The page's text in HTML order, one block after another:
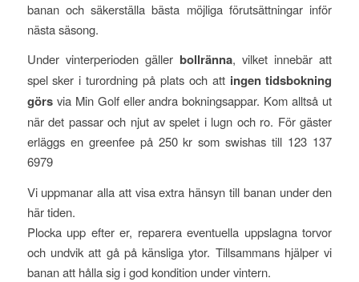
banan och säkerställa bästa möjliga förutsättningar inför
nästa säsong.
Under vinterperioden gäller bollränna, vilket innebär att
spel sker i turordning på plats och att ingen tidsbokning
görsvia Min Golf eller andra bokningsappar. Kom alltså ut
när det passar och njut av spelet i lugn och ro. För gäster
erläggs en greenfee på 250 kr som swishas till 123 137
6979
Vi uppmanar alla att visa extra hänsyn till banan under den
här tiden.
Plocka upp efter er, reparera eventuella uppslagna torvor
och undvik att gå på känsliga ytor. Tillsammans hjälper vi
banan att hålla sig i god kondition under vintern.